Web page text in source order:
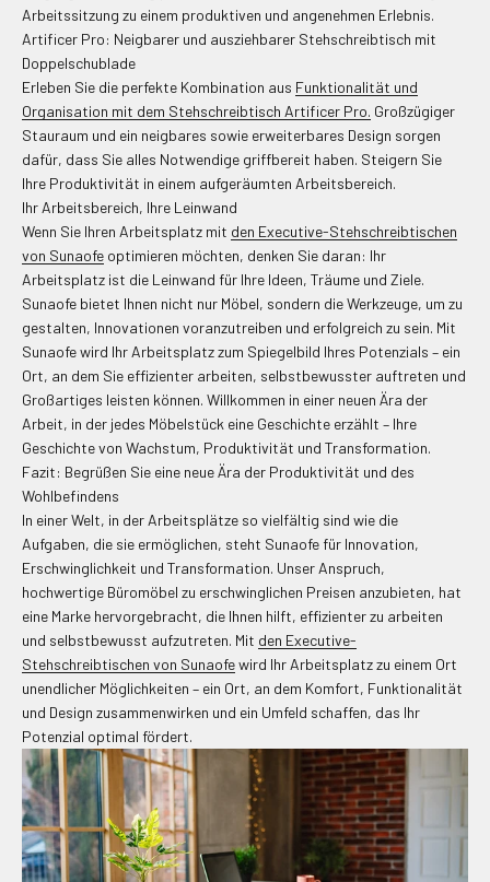
Arbeitssitzung zu einem produktiven und angenehmen Erlebnis.
Artificer Pro: Neigbarer und ausziehbarer Stehschreibtisch mit
Doppelschublade
Erleben Sie die perfekte Kombination aus Funktionalität und
Organisation mit dem Stehschreibtisch Artificer Pro. Großzügiger
Stauraum und ein neigbares sowie erweiterbares Design sorgen
dafür, dass Sie alles Notwendige griffbereit haben. Steigern Sie
Ihre Produktivität in einem aufgeräumten Arbeitsbereich.
Ihr Arbeitsbereich, Ihre Leinwand
Wenn Sie Ihren Arbeitsplatz mit den Executive-Stehschreibtischen
von Sunaofe optimieren möchten, denken Sie daran: Ihr
Arbeitsplatz ist die Leinwand für Ihre Ideen, Träume und Ziele.
Sunaofe bietet Ihnen nicht nur Möbel, sondern die Werkzeuge, um zu
gestalten, Innovationen voranzutreiben und erfolgreich zu sein. Mit
Sunaofe wird Ihr Arbeitsplatz zum Spiegelbild Ihres Potenzials – ein
Ort, an dem Sie effizienter arbeiten, selbstbewusster auftreten und
Großartiges leisten können. Willkommen in einer neuen Ära der
Arbeit, in der jedes Möbelstück eine Geschichte erzählt – Ihre
Geschichte von Wachstum, Produktivität und Transformation.
Fazit: Begrüßen Sie eine neue Ära der Produktivität und des
Wohlbefindens
In einer Welt, in der Arbeitsplätze so vielfältig sind wie die
Aufgaben, die sie ermöglichen, steht Sunaofe für Innovation,
Erschwinglichkeit und Transformation. Unser Anspruch,
hochwertige Büromöbel zu erschwinglichen Preisen anzubieten, hat
eine Marke hervorgebracht, die Ihnen hilft, effizienter zu arbeiten
und selbstbewusst aufzutreten. Mit den Executive-
Stehschreibtischen von Sunaofewird Ihr Arbeitsplatz zu einem Ort
unendlicher Möglichkeiten – ein Ort, an dem Komfort, Funktionalität
und Design zusammenwirken und ein Umfeld schaffen, das Ihr
Potenzial optimal fördert.